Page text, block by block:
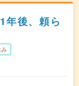
年後、頼ら
み